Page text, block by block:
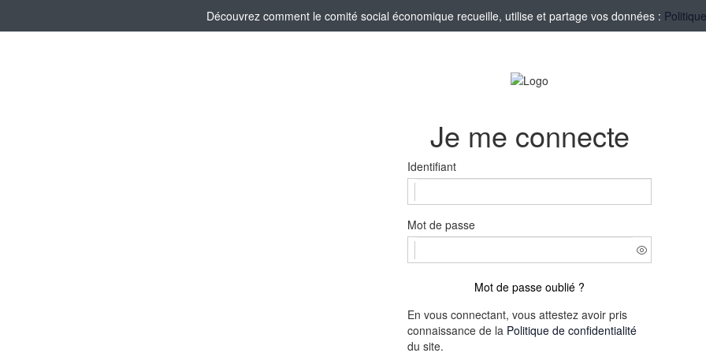
Découvrez comment le comité social économique recueille, utilise et partage vos données :
Je me connecte
Identifiant
Mot de passe
Mot de passe oublié ?
En vous connectant, vous attestez avoir pris
connaissance de la Politique de confidentialité
du site.